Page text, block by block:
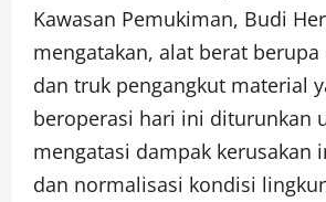
Kawasan Pemukiman, Budi
mengatakan, alat berat berupa
dan truk pengangkut material
beroperasi hari ini diturunkan
mengatasi dampak kerusakan
dan normalisasi kondisi